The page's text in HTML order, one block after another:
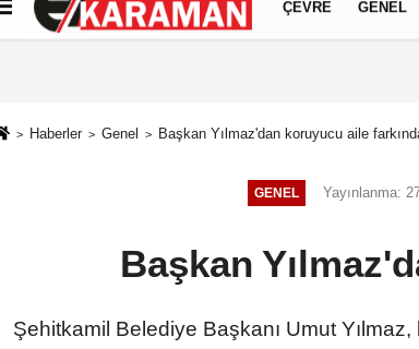
Künye İletişim Çerez Politikası Gizlilik İlkeleri
ÇEVRE GENEL
Haberler Genel Başkan Yılmaz'dan koruyucu aile
GENEL Yayınlanma:
Başkan
Şehitkamil Belediye Başkanı Umut